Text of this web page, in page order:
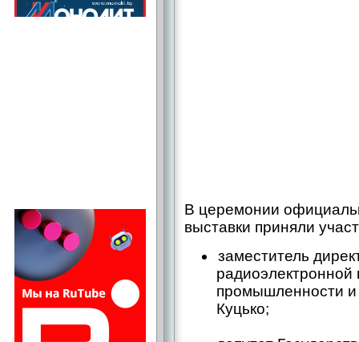
В церемонии
выставки приняли
заместитель
промышленности
Куцько;